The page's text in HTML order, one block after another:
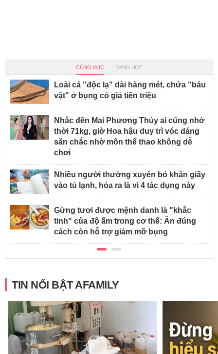
CÙNG MỤC ĐANG HOT
Loài cá "độc lạ" dài hàng mét, chứa "báu
vật" ở bụng có giá tiền triệu
Nhắc đến Mai Phương Thúy ai cũng nhớ
thời 71kg, giờ Hoa hậu duy trì vóc dáng
săn chắc nhờ môn thể thao không dễ
chơi
Nhiều người thường xuyên bỏ khăn giấy
vào tủ lạnh, hóa ra là vì 4 tác dụng này
Gừng tươi được mệnh danh là "khắc
tinh" của độ ẩm trong cơ thể: Ăn đúng
cách còn hỗ trợ giảm mỡ bụng
TIN NỔI BẬT AFAMILY